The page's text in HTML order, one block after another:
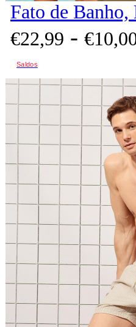
Fato de
€22,99 - €10,
Saldos